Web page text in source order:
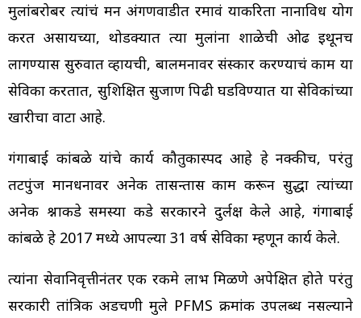
मुलांबरोबर त्यांचं मन अंगणवाडीत रमावं याकरिता नानाविध प्रयोग
करत असायच्या, थोडक्यात त्या मुलांना शाळेची ओढ इथूनच
लागण्यास सुरुवात व्हायची, बालमनावर संस्कार करण्याचं काम या
सेविका करतात, सुशिक्षित सुजाण पिढी घडविण्यात या सेविकांच्या
खारीचा वाटा आहे.
गंगाबाई कांबळे यांचे कार्य कौतुकास्पद आहे हे नक्कीच, परंतु
तटपुंज मानधनावर अनेक तासन्तास काम करून सुद्धा त्यांच्या
अनेक प्रश्नाकडे समस्या कडे सरकारने दुर्लक्ष केले आहे, गंगाबाई
कांबळे हे 2017 मध्ये आपल्या 31 वर्ष सेविका म्हणून कार्य केले.
त्यांना सेवानिवृत्तीनंतर एक रकमे लाभ मिळणे अपेक्षित होते परंतु
सरकारी तांत्रिक अडचणी मुले PFMS क्रमांक उपलब्ध नसल्याने